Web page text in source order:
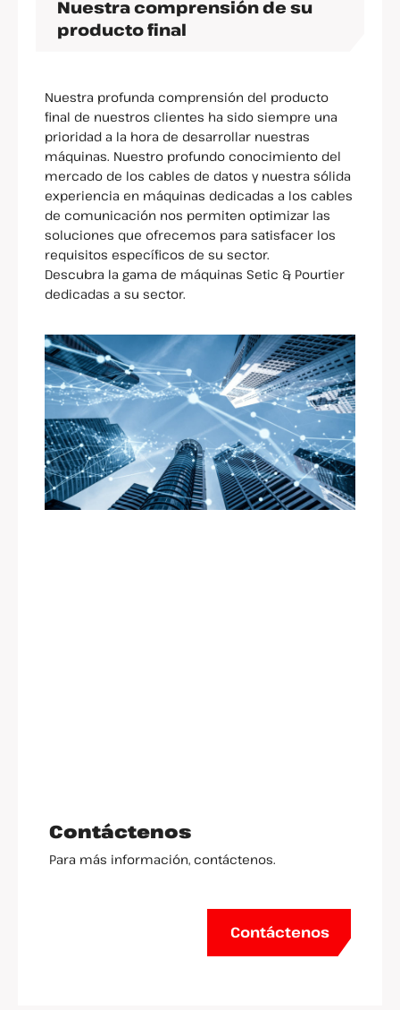
Nuestra comprensión de su
producto final
Nuestra profunda comprensión del producto
final de nuestros clientes ha sido siempre una
prioridad a la hora de desarrollar nuestras
máquinas. Nuestro profundo conocimiento del
mercado de los cables de datos y nuestra sólida
experiencia en máquinas dedicadas a los cables
de comunicación nos permiten optimizar las
soluciones que ofrecemos para satisfacer los
requisitos específicos de su sector.
Descubra la gama de máquinas Setic & Pourtier
dedicadas a su sector.
Contáctenos
Para más información, contáctenos.
Contáctenos